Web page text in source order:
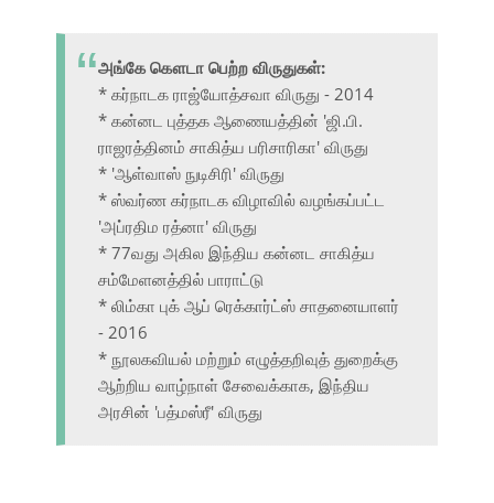
அங்கே கௌடா பெற்ற விருதுகள்:
* கர்நாடக ராஜ்யோத்சவா விருது - 2014
* கன்னட புத்தக ஆணையத்தின் 'ஜி.பி.
ராஜரத்தினம் சாகித்ய பரிசாரிகா' விருது
* 'ஆள்வாஸ் நுடிசிரி' விருது
* ஸ்வர்ண கர்நாடக விழாவில் வழங்கப்பட்ட
'அப்ரதிம ரத்னா' விருது
* 77வது அகில இந்திய கன்னட சாகித்ய
சம்மேளனத்தில் பாராட்டு
* லிம்கா புக் ஆப் ரெக்கார்ட்ஸ் சாதனையாளர்
- 2016
* நூலகவியல் மற்றும் எழுத்தறிவுத் துறைக்கு
ஆற்றிய வாழ்நாள் சேவைக்காக, இந்திய
அரசின் 'பத்மஸ்ரீ' விருது